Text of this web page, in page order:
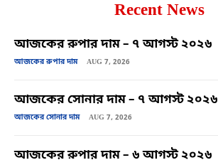
Recent News
আজকের রুপার দাম – ৭ আগস্ট ২০২৬
আজকের রুপার দাম AUG 7, 2026
আজকের সোনার দাম – ৭ আগস্ট ২০২৬
আজকের সোনার দাম AUG 7, 2026
আজকের রুপার দাম – ৬ আগস্ট ২০২৬